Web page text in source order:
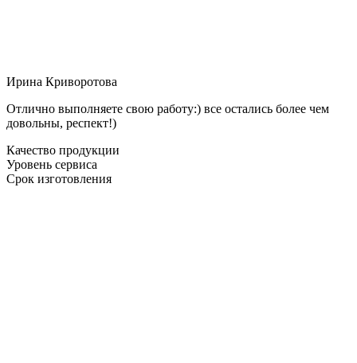
Ирина Криворотова
Отлично выполняете свою работу:) все остались более чем
довольны, респект!)
Качество продукции
Уровень сервиса
Срок изготовления